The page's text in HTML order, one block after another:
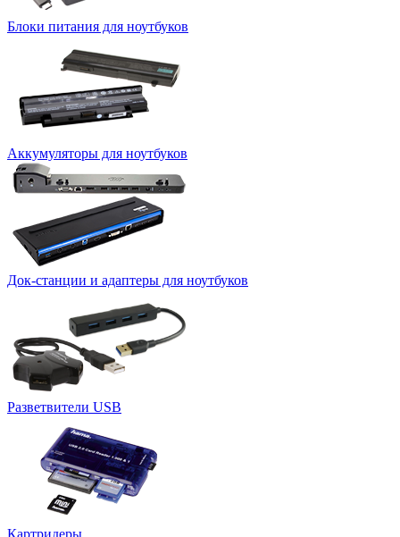
Блоки питания для ноутбуков
Аккумуляторы для ноутбуков
Док-станции и адаптеры для ноутбуков
Разветвители USB
Картридеры